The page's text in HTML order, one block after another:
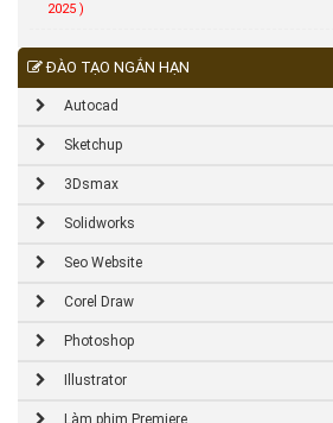
2025 )
ĐÀO TẠO NGẮN HẠN
Autocad
Sketchup
3Dsmax
Solidworks
Seo Website
Corel Draw
Photoshop
Illustrator
Làm phim Premiere